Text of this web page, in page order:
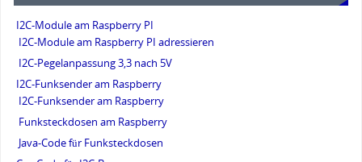
I2C-Module am Raspberry PI
I2C-Module am Raspberry PI adressieren
I2C-Pegelanpassung 3,3 nach 5V
I2C-Funksender am Raspberry
I2C-Funksender am Raspberry
Funksteckdosen am Raspberry
Java-Code für Funksteckdosen